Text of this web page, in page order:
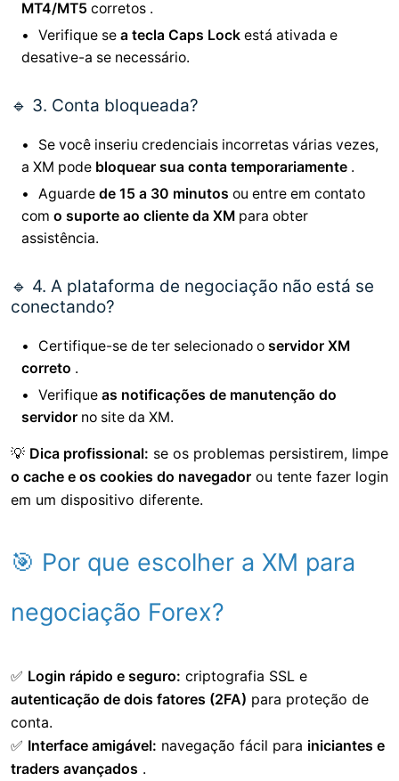
MT4/MT5 corretos .
Verifique se a tecla Caps Lock está ativada e
desative-a se necessário.
🔹 3. Conta bloqueada?
Se você inseriu credenciais incorretas várias vezes,
a XM pode bloquear sua conta temporariamente .
Aguarde de 15 a 30 minutos ou entre em contato
com o suporte ao cliente da XM para obter
assistência.
🔹 4. A plataforma de negociação não está se
conectando?
Certifique-se de ter selecionado o servidor XM
correto .
Verifique as notificações de manutenção do
servidor no site da XM.
💡 Dica profissional: se os problemas persistirem, limpe
o cache e os cookies do navegador ou tente fazer login
em um dispositivo diferente.
🎯 Por que escolher a XM para
negociação Forex?
✅ Login rápido e seguro: criptografia SSL e
autenticação de dois fatores (2FA) para proteção de
conta.
✅ Interface amigável: navegação fácil para iniciantes e
traders avançados .